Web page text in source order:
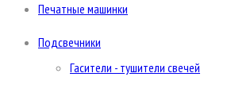
Печатные машинки
Подсвечники
Гасители - тушители свечей